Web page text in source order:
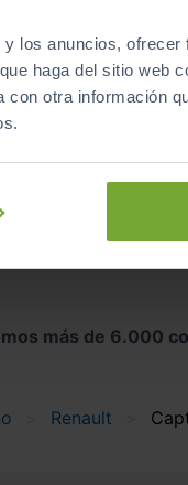
los anuncios,
haga del sitio web
otra información
automático
más de 6.000
Renault